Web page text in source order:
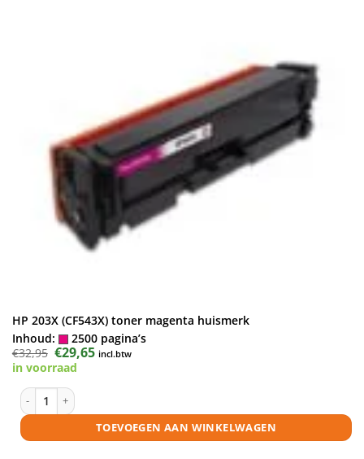
HP 203X (CF543X) toner magenta huismerk
Inhoud:
2500 pagina’s
€32,95 Oorspronkelijke
prijs
was:
€29,65Huidige
prijs
incl.btw
in voorraad
HP 203X (CF543X) toner magenta huismerk aantal
TOEVOEGEN AAN WINKELWAGEN